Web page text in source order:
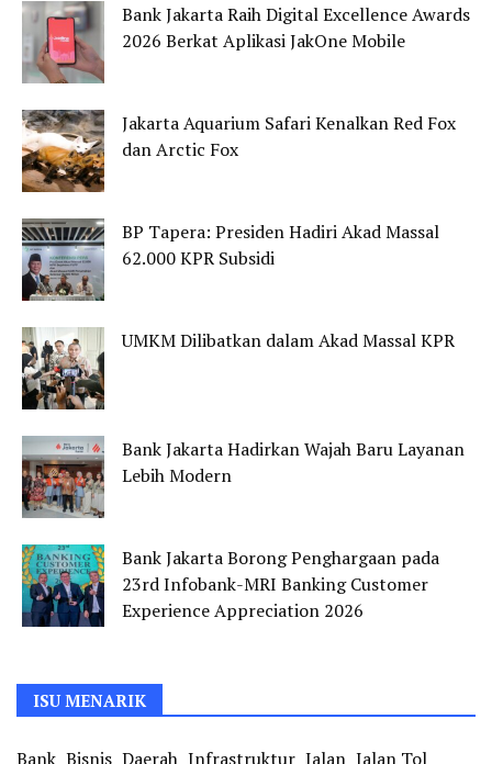
Bank Jakarta Raih Digital Excellence Awards
2026 Berkat Aplikasi JakOne Mobile
Jakarta Aquarium Safari Kenalkan Red Fox
dan Arctic Fox
BP Tapera: Presiden Hadiri Akad Massal
62.000 KPR Subsidi
UMKM Dilibatkan dalam Akad Massal KPR
Bank Jakarta Hadirkan Wajah Baru Layanan
Lebih Modern
Bank Jakarta Borong Penghargaan pada
23rd Infobank-MRI Banking Customer
Experience Appreciation 2026
ISU MENARIK
Bank Bisnis Daerah Infrastruktur Jalan Jalan Tol